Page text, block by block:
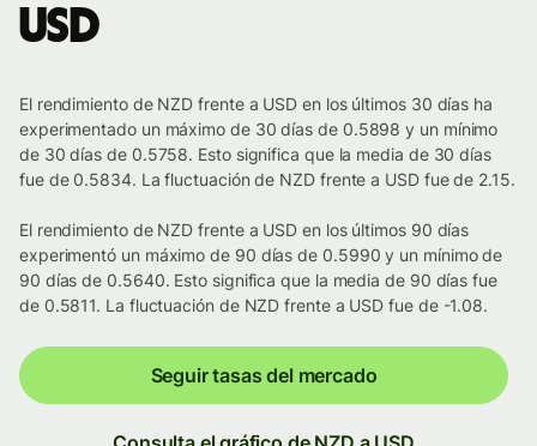
USD
El rendimiento de NZD frente a USD en los últimos 30 días ha
experimentado un máximo de 30 días de 0.5898 y un mínimo
de 30 días de 0.5758. Esto significa que la media de 30 días
fue de 0.5834. La fluctuación de NZD frente a USD fue de 2.15.
El rendimiento de NZD frente a USD en los últimos 90 días
experimentó un máximo de 90 días de 0.5990 y un mínimo de
90 días de 0.5640. Esto significa que la media de 90 días fue
de 0.5811. La fluctuación de NZD frente a USD fue de -1.08.
Seguir tasas del mercado